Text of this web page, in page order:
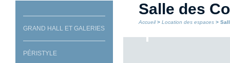
GRAND HALL ET GALERIES
PÉRISTYLE
Salle des
Accueil> Location des espaces >